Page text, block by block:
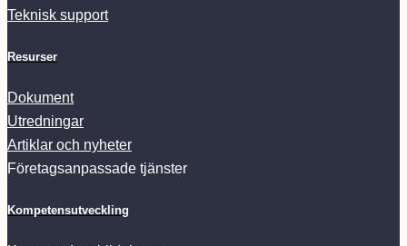
Teknisk support
Resurser
Dokument
Utredningar
Artiklar och nyheter
Företagsanpassade tjänster
Kompetensutveckling